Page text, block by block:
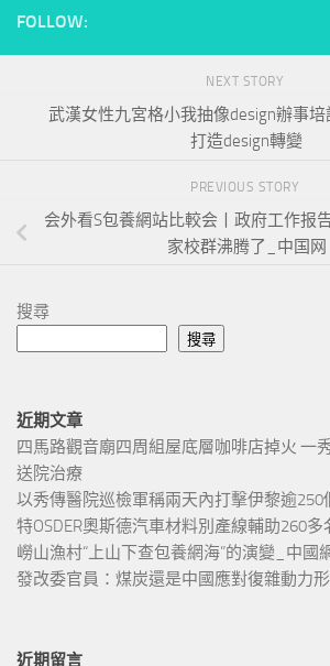
FOLLOW:
NEXT STORY
武漢女性九宮格小我抽像design辦事
打造design轉變
PREVIOUS STORY
会外看S包養網站比較会丨政府工作报
家校群沸腾了_中国网
搜尋
搜尋
近期文章
四馬路觀音廟四周組屋底層咖啡店掉火 一
送院治療
以秀傳醫院巡檢軍稱兩天內打擊伊黎逾250
特OSDER奧斯德汽車材料別產線輔助260多
嶗山漁村“上山下查包養網海”的演變_中國
發改委官員：煤炭還是中國應對復雜動力
近期留言